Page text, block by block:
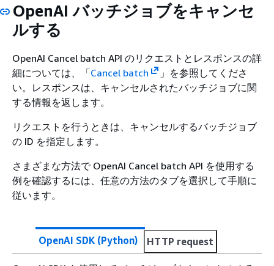
OpenAI バッチジョブをキャンセ
ルする
OpenAI Cancel batch API のリクエストとレスポンスの詳
細については、「Cancel batch
」を参照してくださ
い。レスポンスは、キャンセルされたバッチジョブに関
する情報を返します。
リクエストを行うときは、キャンセルするバッチジョブ
の ID を指定します。
さまざまな方法で OpenAI Cancel batch API を使用する
例を確認するには、任意の方法のタブを選択して手順に
従います。
OpenAI SDK (Python) HTTP request